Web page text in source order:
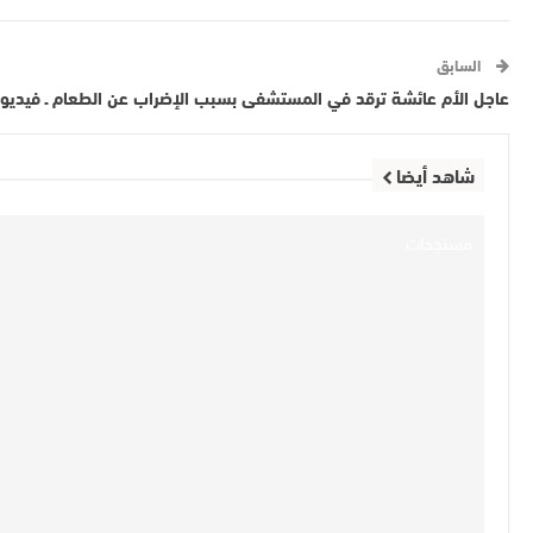
السابق
عاجل الأم عائشة ترقد في المستشفى بسبب الإضراب عن الطعام ـ فيديو
شاهد أيضا